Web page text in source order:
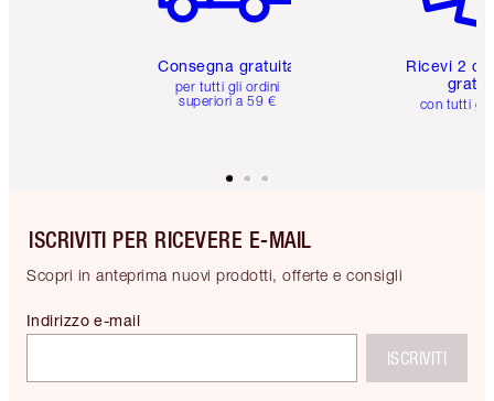
Consegna gratuita
per tutti gli ordini
superiori a 59 €
Ricevi 2
con tutti gli
ISCRIVITI PER RICEVERE E-MAIL
Scopri in anteprima nuovi prodotti, offerte e consigli
Indirizzo e-mail
ISCRIVITI